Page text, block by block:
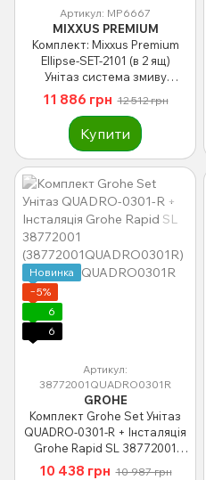
Артикул: MP6667
MIXXUS PREMIUM
Комплект: Mixxus Premium
Ellipse-SET-2101 (в 2 ящ)
Унітаз система змиву
Tornado 3.0+ Інсталяція Koer
KT-0404 + панель KT-0604-03
White (MP6667)
11 886 грн 12 512 грн
Купити
Новинка
−5%
6
6
Артикул:
38772001QUADRO0301R
GROHE
Комплект Grohe Set Унітаз
QUADRO-0301-R + Інсталяція
Grohe Rapid SL 38772001
(38772001QUADRO0301R)
10 438 грн 10 987 грн